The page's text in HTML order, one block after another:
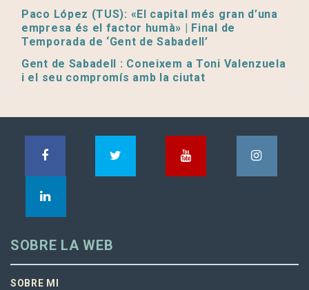
Paco López (TUS): «El capital més gran d’una
empresa és el factor humà» | Final de
Temporada de ‘Gent de Sabadell’
Gent de Sabadell : Coneixem a Toni Valenzuela
i el seu compromís amb la ciutat
SOBRE LA WEB
SOBRE MI